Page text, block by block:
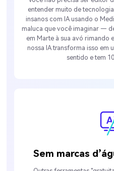
entender muito de
insanos com IA usando o
maluca que você imaginar —
em Marte à sua avó rimando
nossa IA transforma isso em
sentido e tem
Sem marcas